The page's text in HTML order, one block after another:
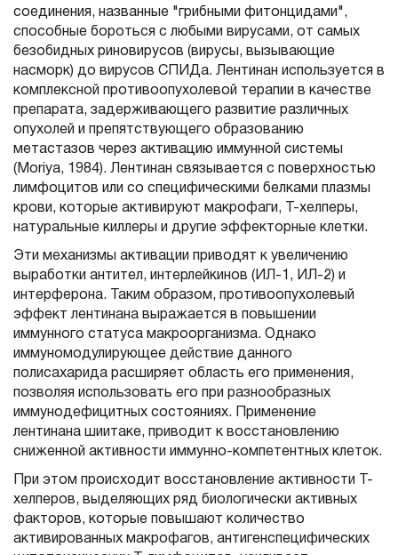
соединения, названные "грибными фитонцидами",
способные бороться с любыми вирусами, от самых
безобидных риновирусов (вирусы, вызывающие
насморк) до вирусов СПИДа. Лентинан используется в
комплексной противоопухолевой терапии в качестве
препарата, задерживающего развитие различных
опухолей и препятствующего образованию
метастазов через активацию иммунной системы
(Moriya, 1984). Лентинан связывается с поверхностью
лимфоцитов или со специфическими белками плазмы
крови, которые активируют макрофаги, Т-хелперы,
натуральные киллеры и другие эффекторные клетки.
Эти механизмы активации приводят к увеличению
выработки антител, интерлейкинов (ИЛ-1, ИЛ-2) и
интерферона. Таким образом, противоопухолевый
эффект лентинана выражается в повышении
иммунного статуса макроорганизма. Однако
иммуномодулирующее действие данного
полисахарида расширяет область его применения,
позволяя использовать его при разнообразных
иммунодефицитных состояниях. Применение
лентинана шиитаке, приводит к восстановлению
сниженной активности иммунно-компетентных клеток.
При этом происходит восстановление активности Т-
хелперов, выделяющих ряд биологически активных
факторов, которые повышают количество
активированных макрофагов, антигенспецифических